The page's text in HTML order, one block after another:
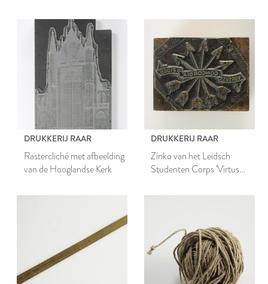
DRUKKERIJ RAAR
Rastercliché met afbeelding
van de Hooglandse Kerk
DRUKKERIJ RAAR
Zinko van het Leidsch
Studenten Corps 'Virtus